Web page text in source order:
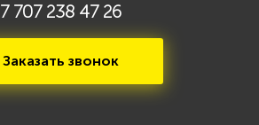
7 707 238 47 26
Заказать звонок